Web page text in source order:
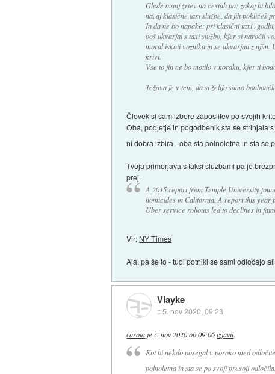
Glede manj žrtev na cestah pa: zakaj bi
nazaj klasične taxi službe, da jih pokličeš
In da ne bo napake: pri klasični taxi
boš ukvarjal s taxi službo, kjer si naročil
moral iskati voznika in se ukvarjati z njim.
krivi.
Vse to jih ne bo motilo v koraku, kjer ti
Težava je v tem, da si želijo samo
Človek si sam izbere zaposlitev po svojih
Oba, podjetje in pogodbenik sta se strinjala
ni dobra izbira - oba sta polnoletna in sta se
Tvoja primerjava s taksi službami pa je
prej.
A 2015 report from Temple University
homicides in California. A report this year
Uber service rollouts led to declines in
Vir: NY Times
Aja, pa še to - tudi potniki se sami odločajo
Vlayke
::5. nov 2020, 09:23
carota je 5. nov 2020 ob 09:06 izjavil:
Kot bi nekdo posegal v poroko med
polnoletna in sta se po svoji presoji odločila.